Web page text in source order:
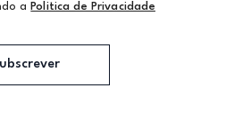
a Politica de Privacidade